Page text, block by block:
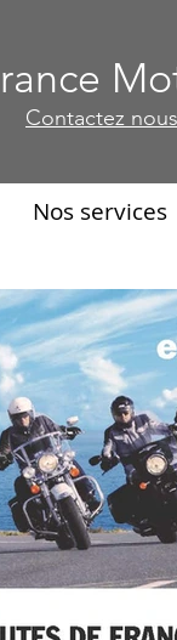
Contactez nous
Nos services
Contactez nous